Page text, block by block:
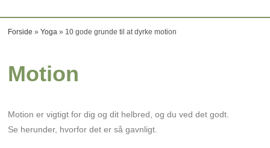
Forside »Yoga » 10 gode grunde til at dyrke motion
Motion
Motion er vigtigt for dig og dit helbred, og du ved det godt.
Se herunder, hvorfor det er så gavnligt.